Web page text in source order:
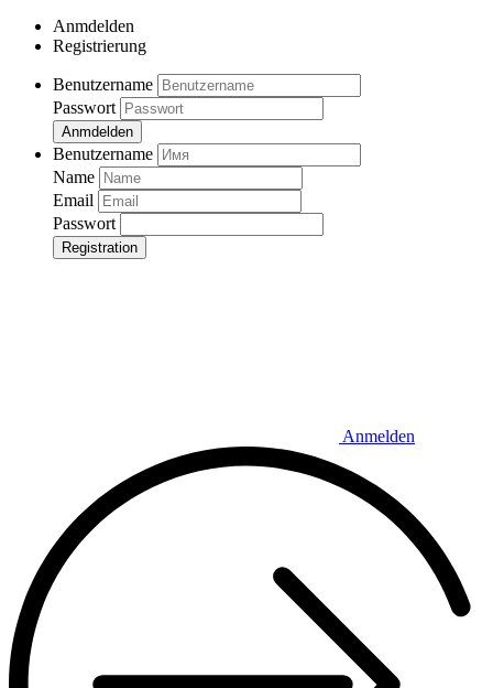
Anmdelden
Registrierung
Benutzername
Passwort
Anmdelden
Benutzername
Name
Email
Passwort
Registration
Anmelden